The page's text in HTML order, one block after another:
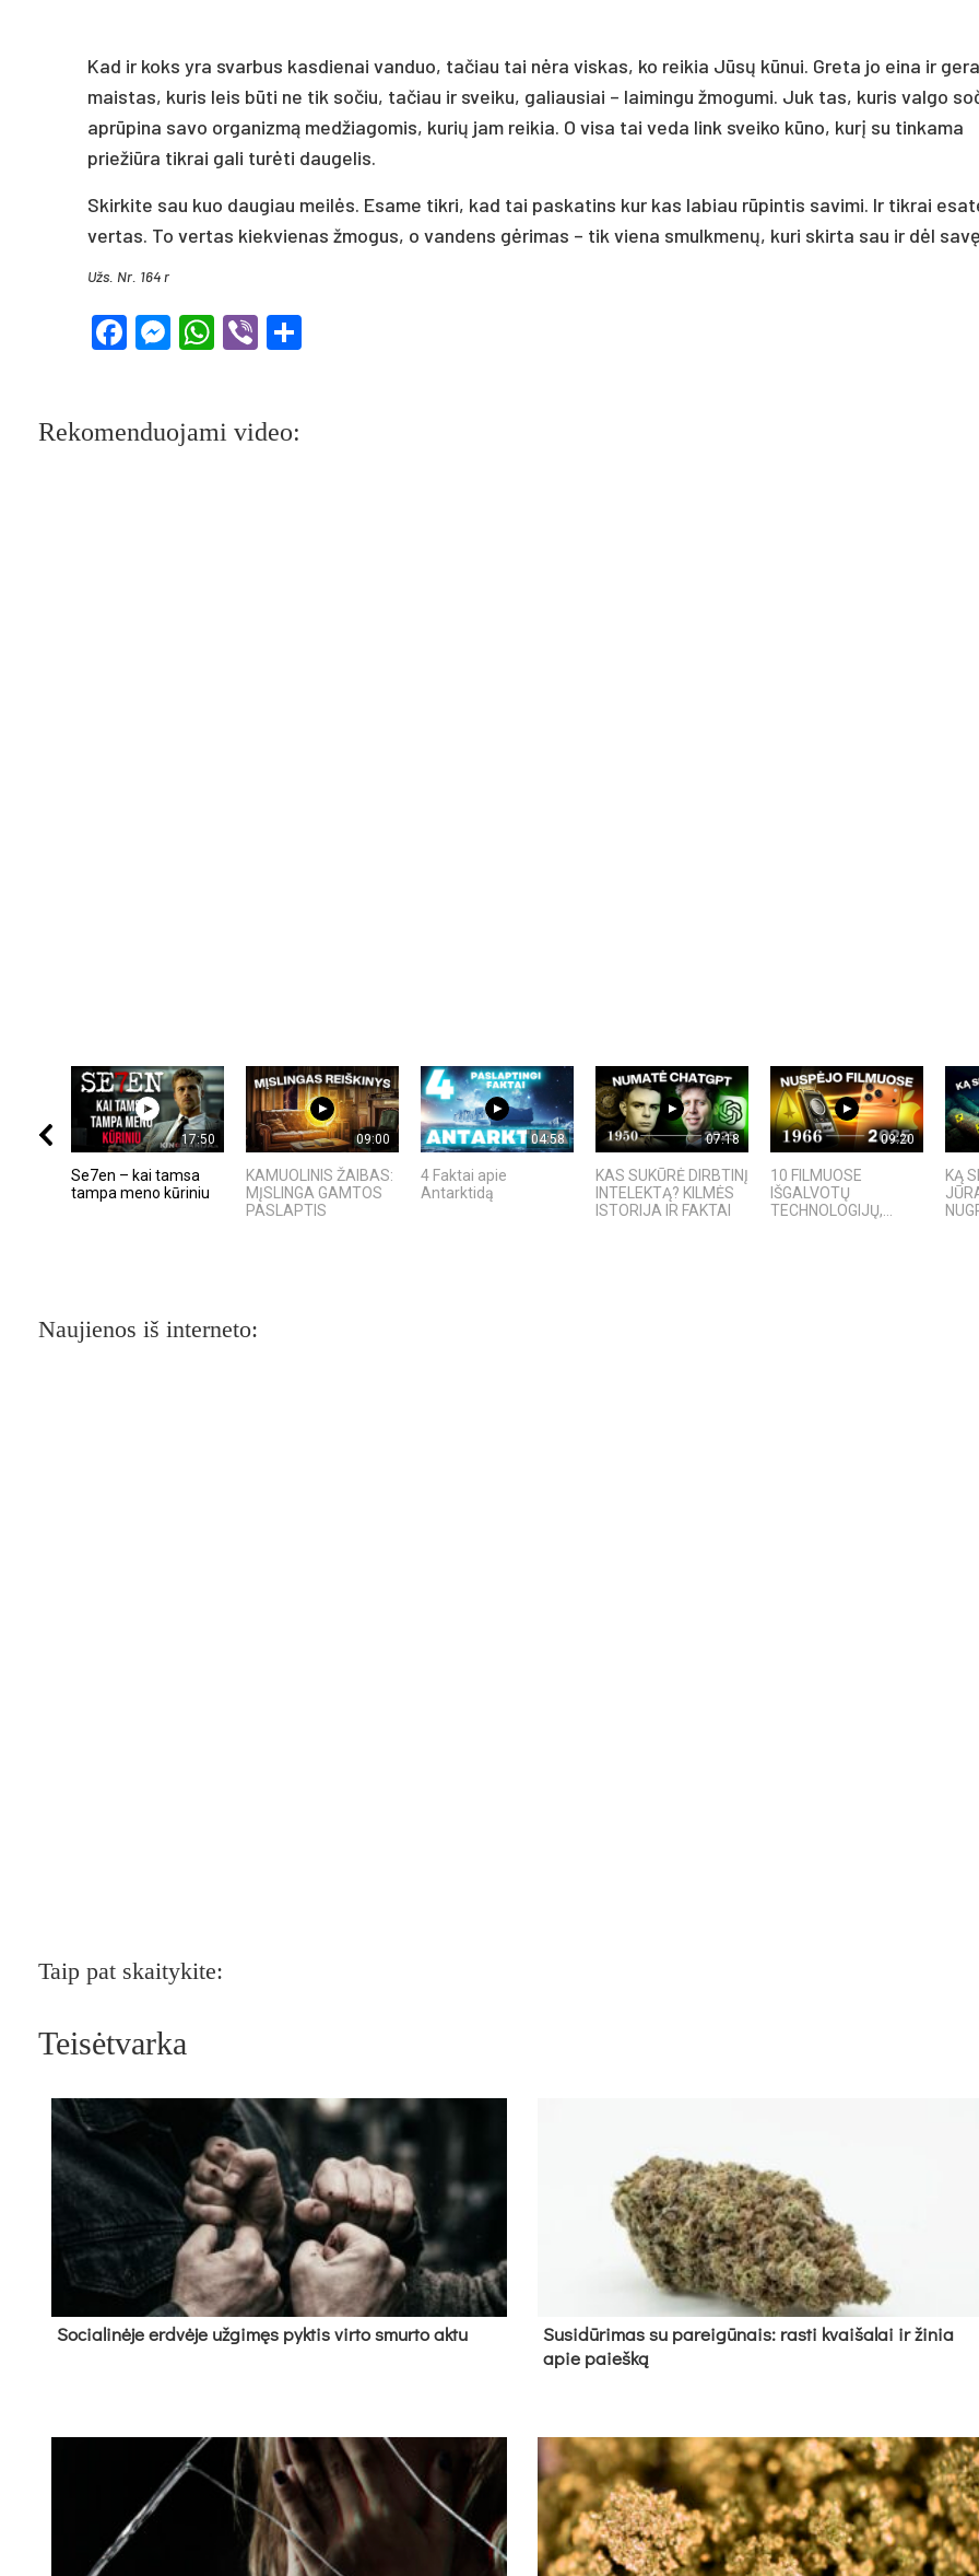
Kad ir koks yra svarbus kasdienai vanduo, tačiau tai nėra viskas, ko reikia Jūsų kūnui. Greta jo eina ir
maistas, kuris leis būti ne tik sočiu, tačiau ir sveiku, galiausiai – laimingu žmogumi. Juk tas, kuris valgo
aprūpina savo organizmą medžiagomis, kurių jam reikia. O visa tai veda link sveiko kūno, kurį su tinkama
priežiūra tikrai gali turėti daugelis.
Skirkite sau kuo daugiau meilės. Esame tikri, kad tai paskatins kur kas labiau rūpintis savimi. Ir tikrai
vertas. To vertas kiekvienas žmogus, o vandens gėrimas – tik viena smulkmenų, kuri skirta sau ir dėl
Užs. Nr. 164 r
Facebook
Messenger
WhatsApp
Viber
Rekomenduojami video:
17:50
Se7en – kai tamsa
tampa meno kūriniu
09:00
KAMUOLINIS ŽAIBAS:
MĮSLINGA GAMTOS
PASLAPTIS
04:58
4 Faktai apie
Antarktidą
07:18
KAS SUKŪRĖ DIRBTINĮ
INTELEKTĄ? KILMĖS
ISTORIJA IR FAKTAI
09:20
10 FILMUOSE
IŠGALVOTŲ
TECHNOLOGIJŲ,...
KĄ
Naujienos iš interneto:
Taip pat skaitykite:
Teisėtvarka
So­cia­li­nė­je erd­vė­je už­gi­męs pyk­tis vir­to smur­to ak­tu
Su­si­dū­ri­mas su pa­rei­gū­nais: ras­ti kvai­ša­lai ir ži­nia
apie paieš­ką